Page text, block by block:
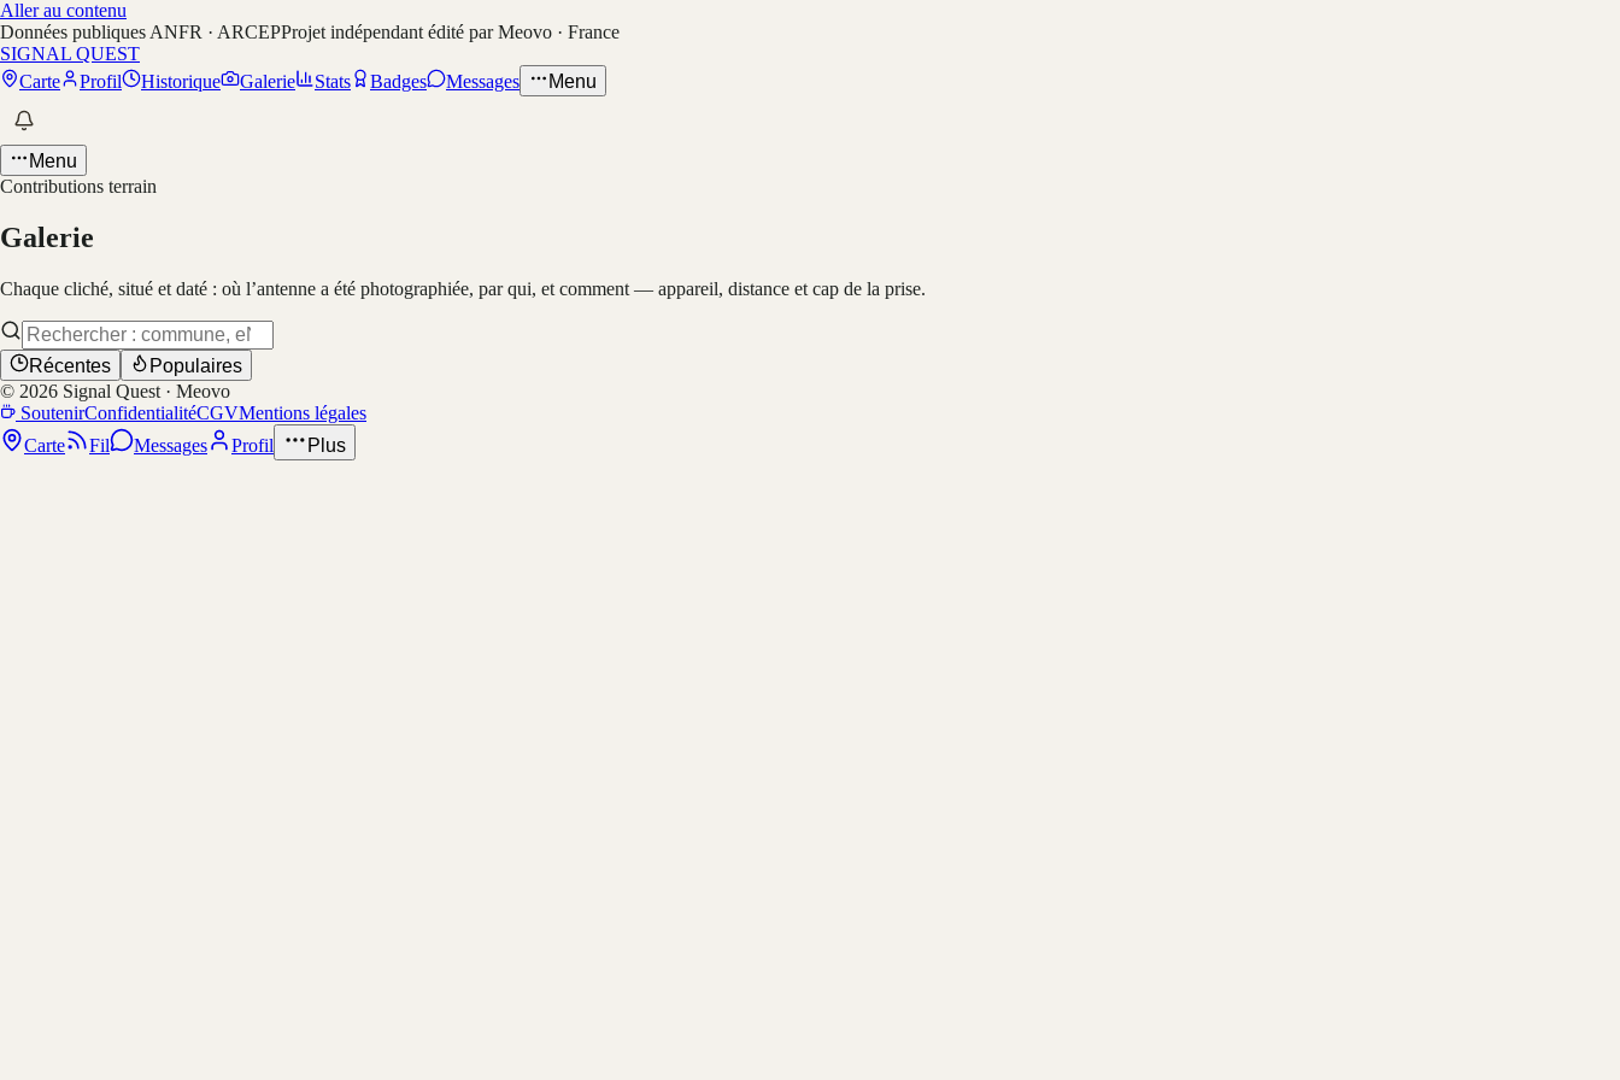
Aller au contenu
Données publiques ANFR · ARCEPProjet indépendant édité par Meovo · France
SIGNAL QUEST
Carte
Profil Historique Galerie Stats Badges Messages Menu
Menu
Contributions terrain
Galerie
Chaque cliché, situé et daté : où l’antenne a été photographiée, par qui, et comment — appareil, distance et cap de la prise.
Récentes
Populaires
© 2026 Signal Quest · Meovo
SoutenirConfidentialitéCGVMentions légales
Carte
Fil Messages Profil Plus